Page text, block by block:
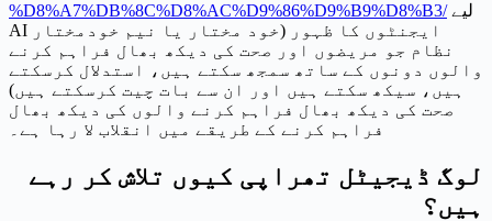
%D8%A7%DB%8C%D8%AC%D9%86%D9%B9%D8%B3/لیے
AI ایجنٹوں کا ظہور (خود مختار یا نیم خودمختار
نظام جو مریضوں اور صحت کی دیکھ بھال فراہم کرنے
والوں دونوں کے ساتھ سمجھ سکتے ہیں، استدلال کرسکتے
ہیں، سیکھ سکتے ہیں اور ان سے بات چیت کرسکتے ہیں)
صحت کی دیکھ بھال فراہم کرنے والوں کی دیکھ بھال
فراہم کرنے کے طریقے میں انقلاب لا رہا ہے۔
لوگ ڈیجیٹل تھراپی کیوں تلاش کر رہے
ہیں؟